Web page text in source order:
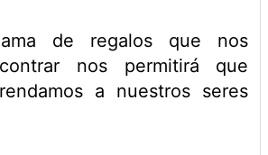
de regalos que nos
nos permitirá que
a nuestros seres